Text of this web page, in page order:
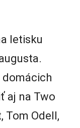
letisku
domácich
aj na Two
Tom Odell,